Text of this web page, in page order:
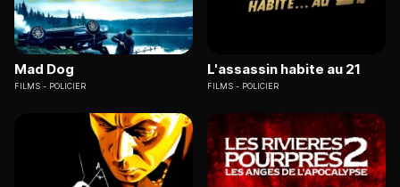
Mad Dog
FILMS POLICIER
L'assassin habite au 21
FILMS POLICIER